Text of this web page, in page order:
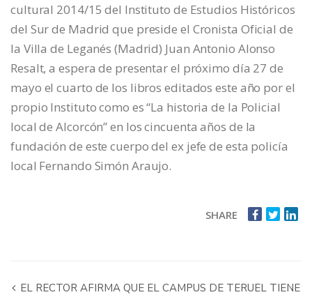
cultural 2014/15 del Instituto de Estudios Históricos
del Sur de Madrid que preside el Cronista Oficial de
la Villa de Leganés (Madrid) Juan Antonio Alonso
Resalt, a espera de presentar el próximo día 27 de
mayo el cuarto de los libros editados este año por el
propio Instituto como es “La historia de la Policial
local de Alcorcón” en los cincuenta años de la
fundación de este cuerpo del ex jefe de esta policía
local Fernando Simón Araujo.
SHARE
EL RECTOR AFIRMA QUE EL CAMPUS DE TERUEL TIENE